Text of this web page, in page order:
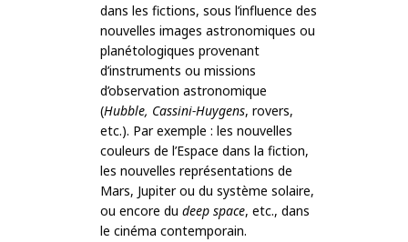
dans les fictions, sous l’influence des
nouvelles images astronomiques ou
planétologiques provenant
d’instruments ou missions
d’observation astronomique
(Hubble, Cassini-Huygens, rovers,
etc.). Par exemple : les nouvelles
couleurs de l’Espace dans la fiction,
les nouvelles représentations de
Mars, Jupiter ou du système solaire,
ou encore du deep space, etc., dans
le cinéma contemporain.